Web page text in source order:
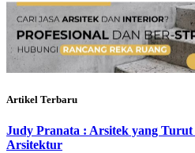
Artikel Terbaru
Judy Pranata : Arsitek yang
Arsitektur